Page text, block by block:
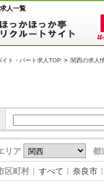
人一覧
ト・パート求人TOP > 関西の求人
リア 都
区町村 すべて 奈良市